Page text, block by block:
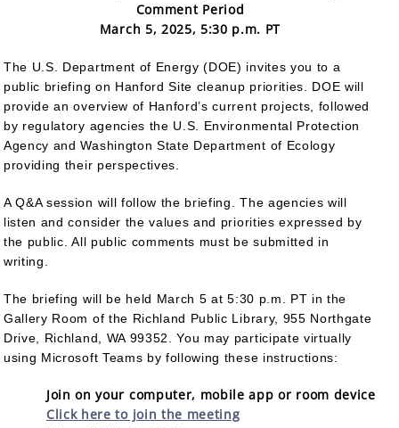
Comment Period
March 5, 2025, 5:30 p.m. PT
The U.S. Department of Energy (DOE) invites you to a
public briefing on Hanford Site cleanup priorities. DOE will
provide an overview of Hanford’s current projects, followed
by regulatory agencies the U.S. Environmental Protection
Agency and Washington State Department of Ecology
providing their perspectives.
A Q&A session will follow the briefing. The agencies will
listen and consider the values and priorities expressed by
the public. All public comments must be submitted in
writing.
The briefing will be held March 5 at 5:30 p.m. PT in the
Gallery Room of the Richland Public Library, 955 Northgate
Drive, Richland, WA 99352. You may participate virtually
using Microsoft Teams by following these instructions:
Join on your computer, mobile app or room device
Click here to join the meeting